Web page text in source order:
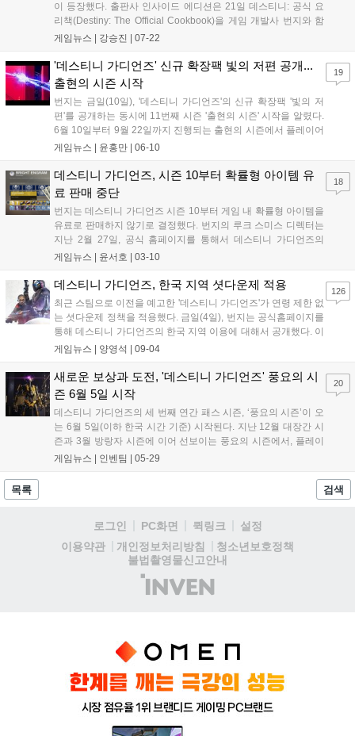
이 등장했다. 출판사 인사이드 에디션은 21일 데스티니: 공식 요
리책(Destiny: The Official Cookbook)을 게임 개발사 번지와 함
께 출간했다. 책은 붉은 전쟁 이후 세...
게임뉴스 | 강승진 07-22
'데스티니 가디언즈' 신규 확장팩 빛의 저편 공개...
출현의 시즌 시작
번지는 금일(10일), '데스티니 가디언즈'의 신규 확장팩 '빛의 저
편'를 공개하는 동시에 11번째 시즌 '출현의 시즌' 시작을 알렸다.
6월 10일부터 9월 22일까지 진행되는 출현의 시즌에서 플레이어
는 에리스와 자발라의 부탁으로 태양계 전역에 출...
게임뉴스 | 윤홍만 06-10
19
데스티니 가디언즈, 시즌 10부터 확률형 아이템 유
료 판매 중단
번지는 데스티니 가디언즈 시즌 10부터 게임 내 확률형 아이템을
유료로 판매하지 않기로 결정했다. 번지의 루크 스미스 디렉터는
지난 2월 27일, 공식 홈페이지를 통해서 데스티니 가디언즈의
2020년 계획을 밝혔다. 해당 발표에는 데스티니 가디언즈가...
게임뉴스 | 윤서호 03-10
18
데스티니 가디언즈, 한국 지역 셧다운제 적용
최근 스팀으로 이전을 예고한 '데스티니 가디언즈'가 연령 제한 없
는 셧다운제 정책을 적용했다. 금일(4일), 번지는 공식홈페이지를
통해 데스티니 가디언즈의 한국 지역 이용에 대해서 공개했다. 이
중 '중요 정보'는 한국 지역만 적용되는 다른 차이점으로...
게임뉴스 | 양영석 09-04
126
새로운 보상과 도전, '데스티니 가디언즈' 풍요의 시
즌 6월 5일 시작
데스티니 가디언즈의 세 번째 연간 패스 시즌, ‘풍요의 시즌’이 오
는 6월 5일(이하 한국 시간 기준) 시작된다. 지난 12월 대장간 시
즌과 3월 방랑자 시즌에 이어 선보이는 풍요의 시즌에서, 플레이
어들은 리바이어던의 발견되지 않은 지역으로 이동해 보...
게임뉴스 | 인벤팀 05-29
20
목록 검색
로그인 PC화면 퀵링크
설정
이용약관
개인정보처리방침
청소년보호정책
불법촬영물신고안내
(주)
인